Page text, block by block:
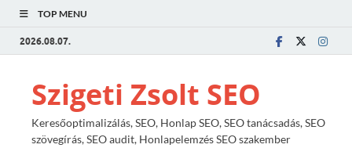
TOP MENU
2026.08.07.
Szigeti Zsolt SEO
Keresőoptimalizálás, SEO, Honlap SEO, SEO tanácsadás, SEO
szövegírás, SEO audit, Honlapelemzés SEO szakember